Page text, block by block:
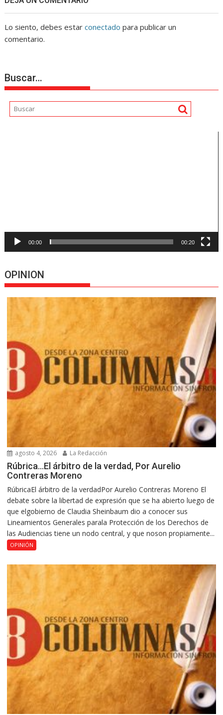
Lo siento, debes estarconectado para publicar un
comentario.
Buscar…
00:00 00:20
OPINION
agosto 4, 2026 La Redacción
Rúbrica…El árbitro de la verdad, Por Aurelio
Contreras Moreno
RúbricaEl árbitro de la verdadPor Aurelio Contreras Moreno El
debate sobre la libertad de expresión que se ha abierto luego de
que elgobierno de Claudia Sheinbaum dio a conocer sus
Lineamientos Generales parala Protección de los Derechos de
las Audiencias tiene un nodo central, y que noson propiamente...
OPINIÓN